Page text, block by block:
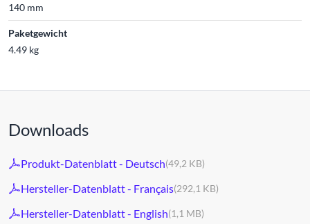
140 mm
Paketgewicht
4.49 kg
Downloads
Produkt-Datenblatt - Deutsch(49,2 KB)
Hersteller-Datenblatt - Français(292,1 KB)
Hersteller-Datenblatt - English(1,1 MB)